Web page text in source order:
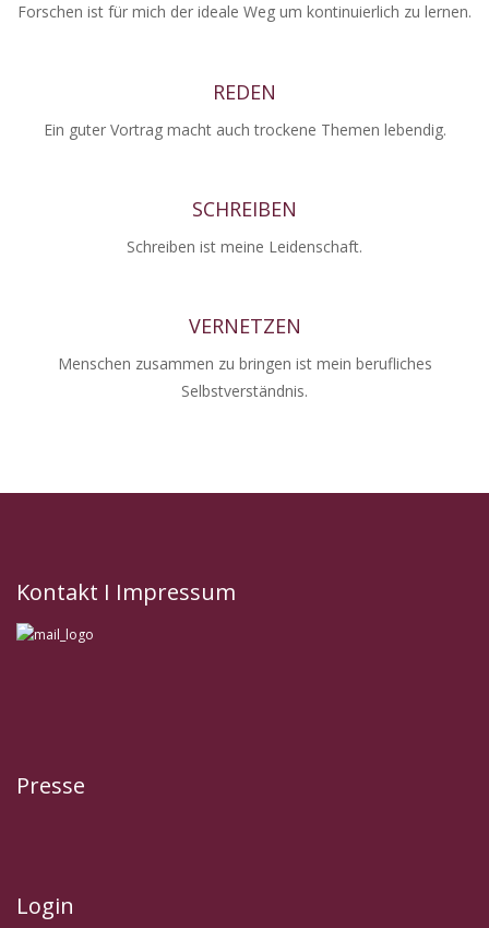
Forschen ist für mich der ideale Weg um kontinuierlich zu lernen.
REDEN
Ein guter Vortrag macht auch trockene Themen lebendig.
SCHREIBEN
Schreiben ist meine Leidenschaft.
VERNETZEN
Menschen zusammen zu bringen ist mein berufliches
Selbstverständnis.
Kontakt I Impressum
Presse
Login